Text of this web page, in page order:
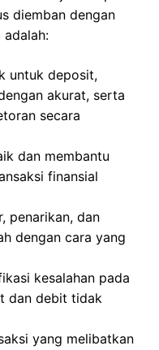
diemban dengan
adalah:
untuk deposit,
akurat, serta
secara
dan membantu
finansial
penarikan, dan
dengan cara yang
kesalahan pada
dan debit tidak
yang melibatkan